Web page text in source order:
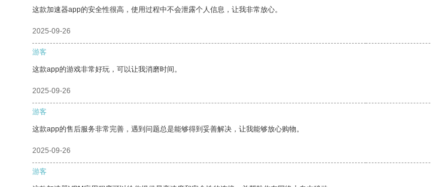
这款加速器app的安全性很高，使用过程中不会泄露个人信息，让我非常放心。
2025-09-26
游客
这款app的游戏非常好玩，可以让我消磨时间。
2025-09-26
游客
这款app的售后服务非常完善，遇到问题总是能够得到妥善解决，让我能够放心购物。
2025-09-26
游客